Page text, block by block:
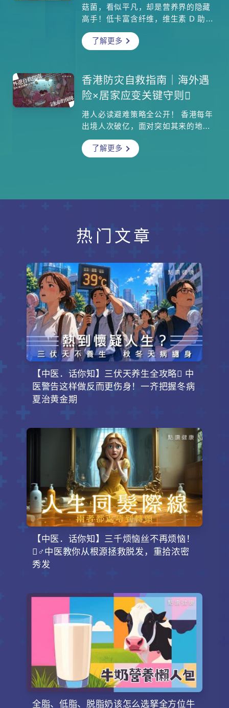
菇菌，看似平凡，却是营养界的隐藏
高手！低卡富含纤维，维生素 D 助力
防骨疏，β-葡聚醣帮控血糖。但它与
痛风有何关联？火锅时又该怎样避风
了解更多
香港防灾自救指南｜海外遇
险×居家应变关键守则
港人必读避难策略全公开！ 香港每年
出境人次破亿，面对突如其来的地
震、火灾或海啸，你准备好了吗？本
文教你打造黄金72小时避难包、掌握
了解更多
热门文章
【中医．话你知】三伏天养生全攻略 中
医警告这样做反而更伤身！一齐把握冬病
夏治黄金期
【中医．话你知】三千烦恼丝不再烦恼！
‍♂️中医教你从根源拯救脱发，重拾浓密
秀发
全脂、低脂、脱脂奶该怎么选拏全方位牛